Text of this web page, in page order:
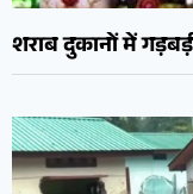
शराब दुकानों में